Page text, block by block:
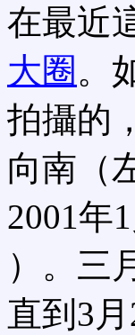
在最近
大圈 。
拍攝的
向南（
2001年
）。三
直到3